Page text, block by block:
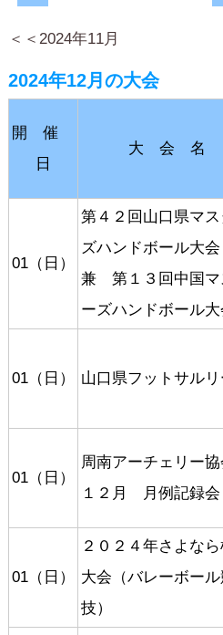
＜＜2024年11月
2024年12月の大会
開 催
日
大 会 名
01（日）
第４２回山口県マス
ズハンドボール大会
兼 第１３回中国マ
ーズハンドボール大
01（日） 山口県フットサル
01（日）
周南アーチェリー
１２月 月例記録会
01（日）
２０２４年さよな
大会（バレーボー
技）